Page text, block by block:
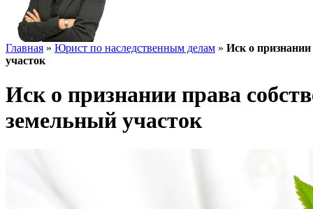
Главная » Юрист по наследственным делам » Иск о признании
участок
Иск о признании права
земельный участок